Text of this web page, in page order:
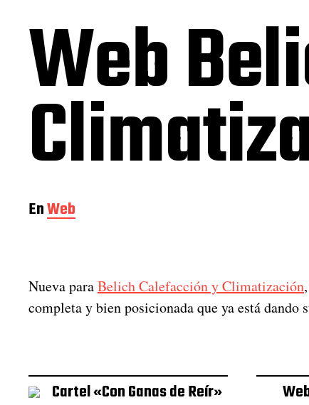
Web
EnWeb
Nueva paraBelich Calefacción y Climatización
completa y bien posicionada que ya está dando
Cartel «Con Ganas de Reír»